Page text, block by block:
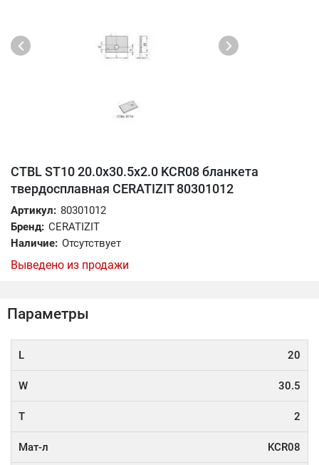
CTBL ST10 20.0x30.5x2.0 KCR08 бланкета
твердосплавная CERATIZIT 80301012
Артикул: 80301012
Бренд: CERATIZIT
Наличие: Отсутствует
Выведено из продажи
Параметры
L 20
W 30.5
T 2
Мат-л KCR08